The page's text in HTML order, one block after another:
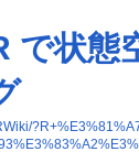
で状態